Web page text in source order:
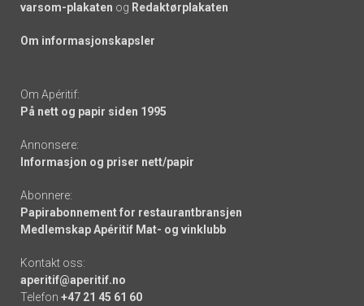
varsom-plakaten og Redaktørplakaten
Om informasjonskapsler
Om Apéritif:
På nett og papir siden 1995
Annonsere:
Informasjon og priser nett/papir
Abonnere:
Papirabonnement for restaurantbransjen
Medlemskap Apéritif Mat- og vinklubb
Kontakt oss:
aperitif@aperitif.no
Telefon +47 21 45 61 60